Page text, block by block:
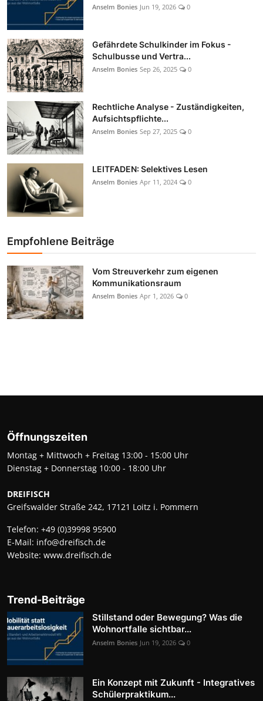
Anselm Bonies Jun 19, 2026 0
Gefährdete Schulkinder im Fokus -
Schulbusse und Vertra...
Anselm Bonies Sep 26, 2025 0
Rechtliche Analyse - Zuständigkeiten,
Aufsichtspflichte...
Anselm Bonies Sep 27, 2025 0
LEITFADEN: Selektives Lesen
Anselm Bonies Apr 11, 2024 0
Empfohlene Beiträge
Vom Streuverkehr zum eigenen
Kommunikationsraum
Anselm Bonies Apr 1, 2026 0
Öffnungszeiten
Montag + Mittwoch + Freitag 13:00 - 15:00 Uhr
Dienstag + Donnerstag 10:00 - 18:00 Uhr
DREIFISCH
Greifswalder Straße 242, 17121 Loitz i. Pommern
Telefon: +49 (0)39998 95900
E-Mail: info@dreifisch.de
Website: www.dreifisch.de
Trend-Beiträge
Stillstand oder Bewegung? Was die
Wohnortfalle sichtbar...
Anselm Bonies Jun 19, 2026 0
Ein Konzept mit Zukunft - Integratives
Schülerpraktikum...